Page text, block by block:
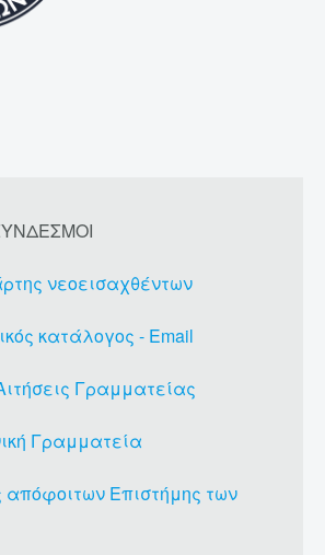
νεοεισαχθέντων
κατάλογος - Email
Γραμματείας
Γραμματεία
απόφοιτων Επιστήμης των